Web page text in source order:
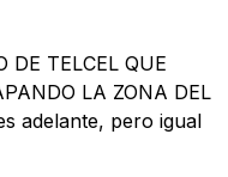
DE TELCEL QUE
LA ZONA DEL
adelante, pero igual